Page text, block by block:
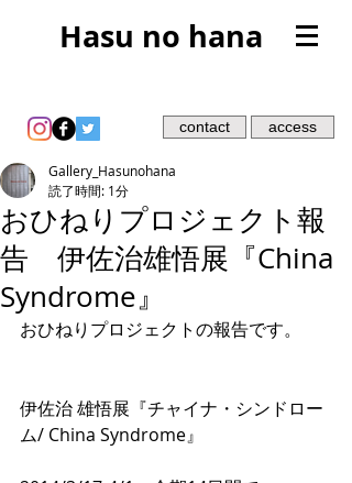
Hasu no hana
contact access
おひねりプロジェクト報
告 伊佐治雄悟展『China
Syndrome』
Gallery_Hasunohana
読了時間: 1分
おひねりプロジェクトの報告です。
伊佐治 雄悟展『チャイナ・シンドロー
ム/ China Syndrome』